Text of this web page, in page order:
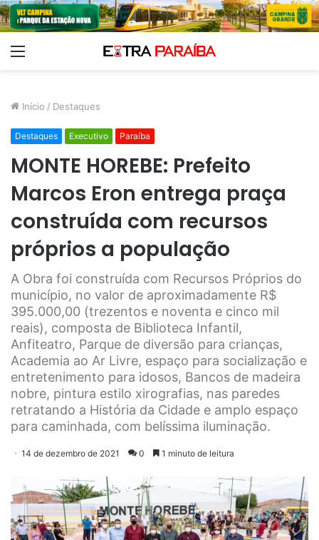
Início / Destaques
Destaques Executivo Paraíba
MONTE HOREBE: Prefeito
Marcos Eron entrega praça
construída com recursos
próprios a população
A Obra foi construída com Recursos Próprios do
município, no valor de aproximadamente R$
395.000,00 (trezentos e noventa e cinco mil
reais), composta de Biblioteca Infantil,
Anfiteatro, Parque de diversão para crianças,
Academia ao Ar Livre, espaço para socialização e
entretenimento para idosos, Bancos de madeira
nobre, pintura estilo xirografias, nas paredes
retratando a História da Cidade e amplo espaço
para caminhada, com belíssima iluminação.
14 de dezembro de 2021 0 1 minuto de leitura